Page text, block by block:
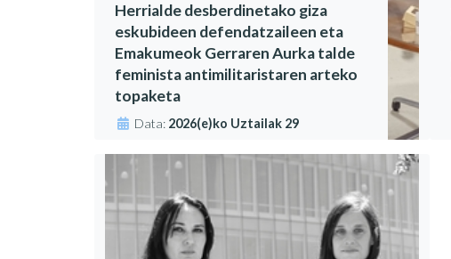
Herrialde desberdinetako giza
eskubideen defendatzaileen eta
Emakumeok Gerraren Aurka talde
feminista antimilitaristaren arteko
topaketa
Data: 2026(e)ko Uztailak 29